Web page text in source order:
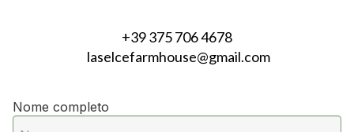
+39 375 706 4678
laselcefarmhouse@gmail.com
Nome completo